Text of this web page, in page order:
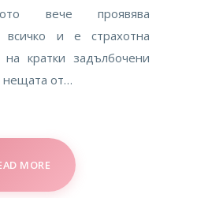
вече проявява
всичко и е страхотна
кратки задълбочени
нещата от…
MORE